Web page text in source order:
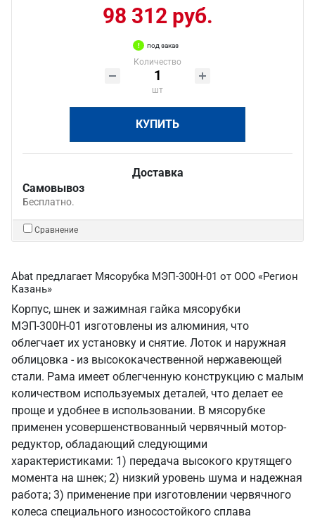
98 312 руб.
под заказ
Количество
шт
КУПИТЬ
Доставка
Самовывоз
Бесплатно.
Сравнение
Abat предлагает Мясорубка МЭП-300Н-01 от ООО «Регион
Казань»
Корпус, шнек и зажимная гайка мясорубки
МЭП-300Н-01 изготовлены из алюминия, что
облегчает их установку и снятие. Лоток и наружная
облицовка - из высококачественной нержавеющей
стали. Рама имеет облегченную конструкцию с малым
количеством используемых деталей, что делает ее
проще и удобнее в использовании. В мясорубке
применен усовершенствованный червячный мотор-
редуктор, обладающий следующими
характеристиками: 1) передача высокого крутящего
момента на шнек; 2) низкий уровень шума и надежная
работа; 3) применение при изготовлении червячного
колеса специального износостойкого сплава